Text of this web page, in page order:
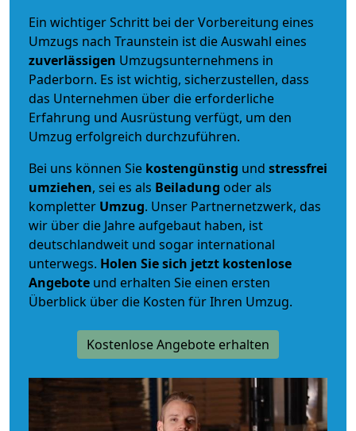
Ein wichtiger Schritt bei der Vorbereitung eines
Umzugs nach Traunstein ist die Auswahl eines
zuverlässigen Umzugsunternehmens in
Paderborn. Es ist wichtig, sicherzustellen, dass
das Unternehmen über die erforderliche
Erfahrung und Ausrüstung verfügt, um den
Umzug erfolgreich durchzuführen.
Bei uns können Sie kostengünstig und stressfrei
umziehen, sei es als Beiladung oder als
kompletter Umzug. Unser Partnernetzwerk, das
wir über die Jahre aufgebaut haben, ist
deutschlandweit und sogar international
unterwegs. Holen Sie sich jetzt kostenlose
Angebote und erhalten Sie einen ersten
Überblick über die Kosten für Ihren Umzug.
Kostenlose Angebote erhalten